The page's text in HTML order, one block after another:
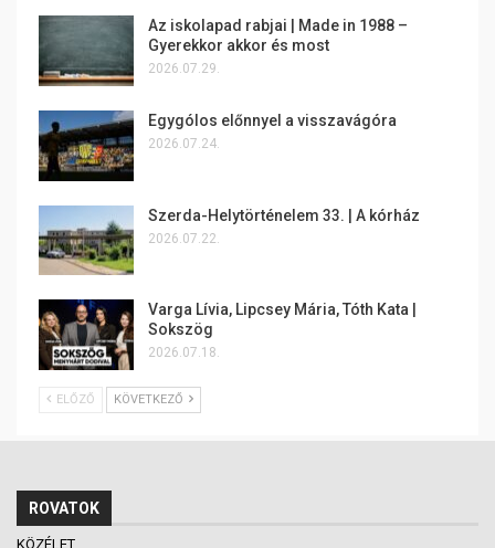
Az iskolapad rabjai | Made in 1988 –
Gyerekkor akkor és most
2026.07.29.
Egygólos előnnyel a visszavágóra
2026.07.24.
Szerda-Helytörténelem 33. | A kórház
2026.07.22.
Varga Lívia, Lipcsey Mária, Tóth Kata |
Sokszög
2026.07.18.
ELŐZŐ KÖVETKEZŐ
ROVATOK
KÖZÉLET